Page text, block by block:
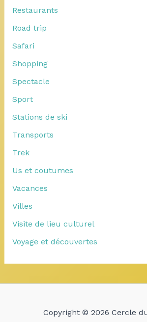
Restaurants
Road trip
Safari
Shopping
Spectacle
Sport
Stations de ski
Transports
Trek
Us et coutumes
Vacances
Villes
Visite de lieu culturel
Voyage et découvertes
Copyright © 2026 Cercle